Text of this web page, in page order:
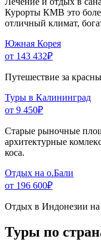
Курорты КМВ это
отличный климат,
Южная Корея
от 143 432₽
Путешествие за
Туры в Калининград
от 9 450₽
Старые рыночные
архитектурные
коса.
Отдых на о.Бали
от 196 600₽
Отдых в Индонезии на
Туры по